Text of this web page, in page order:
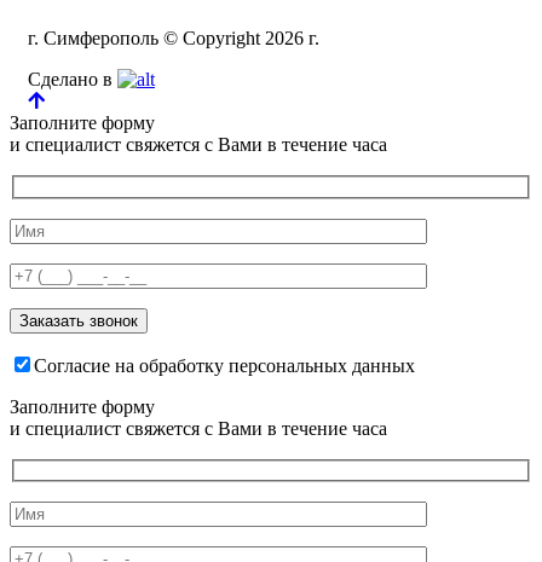
г. Симферополь © Copyright 2026 г.
Сделано в
Заполните форму
и специалист свяжется с Вами в течение часа
Согласие на обработку персональных данных
Заполните форму
и специалист свяжется с Вами в течение часа